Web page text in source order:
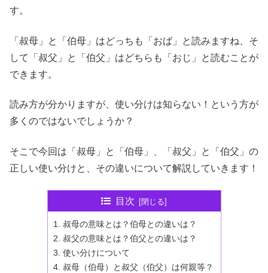
す。
「叔母」と「伯母」はどっちも「おば」と読みますね、そ
して「叔父」と「伯父」はどちらも「おじ」と読むことが
できます。
読み方が分かりますが、使い分けは知らない！という方が
多くのではないでしょうか？
そこで今回は「叔母」と「伯母」、「叔父」と「伯父」の
正しい使い分けと、その違いについて解説していきます！
目次
叔母の意味とは？伯母との違いは？
叔父の意味とは？伯父との違いは？
使い分けについて
叔母（伯母）と叔父（伯父）は何親等？